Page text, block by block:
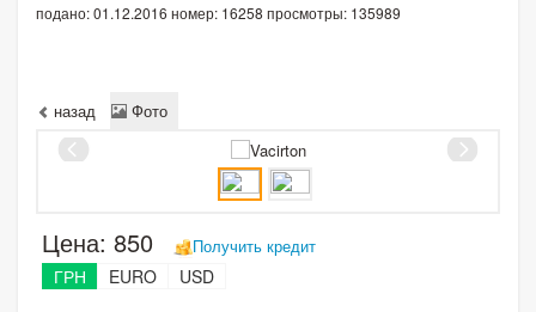
Подать объявление
подано: 01.12.2016 номер: 16258 просмотры: 135989
назад Фото
Цена: 850 Получить кредит
ГРН EURO USD